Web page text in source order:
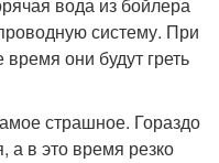
вода из бойлера
систему. При
они будут греть
страшное. Гораздо
а в это время резко